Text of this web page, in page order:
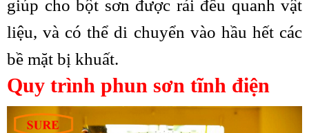
giúp cho bột sơn được rải đều quanh vật
liệu, và có thể di chuyển vào hầu hết các
bề mặt bị khuất.
Quy trình phun sơn tĩnh điện